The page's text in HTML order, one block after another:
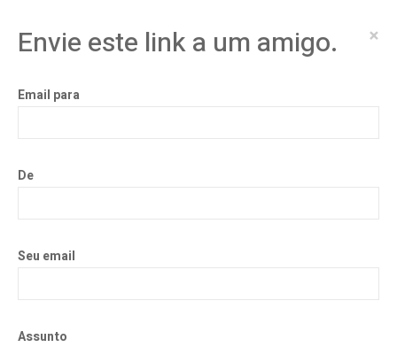
Envie este link a um amigo. ×
Email para
De
Seu email
Assunto